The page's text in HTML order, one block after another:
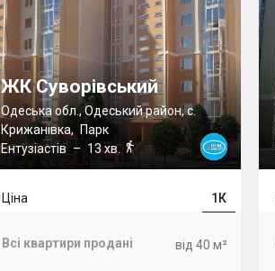
ЖК Суворівський
Одеська обл., Одеський район, с.
Крижанівка, Парк
Ентузіастів – 13 хв. 
1К
Ціна
від 40 м²
Всі квартири продані